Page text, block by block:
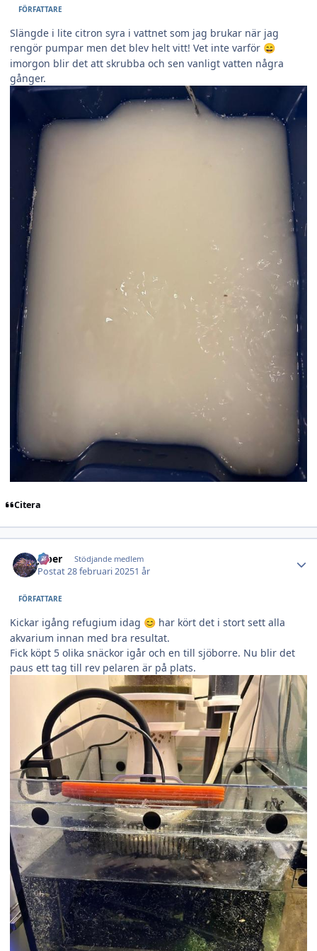
FÖRFATTARE
Slängde i lite citron syra i vattnet som jag brukar när jag
rengör pumpar men det blev helt vitt! Vet inte varför 😄
imorgon blir det att skrubba och sen vanligt vatten några
gånger.
Citera
jeber Stödjande medlem
Postat28 februari 20251 år
FÖRFATTARE
Kickar igång refugium idag 😊 har kört det i stort sett alla
akvarium innan med bra resultat.
Fick köpt 5 olika snäckor igår och en till sjöborre. Nu blir det
paus ett tag till rev pelaren är på plats.